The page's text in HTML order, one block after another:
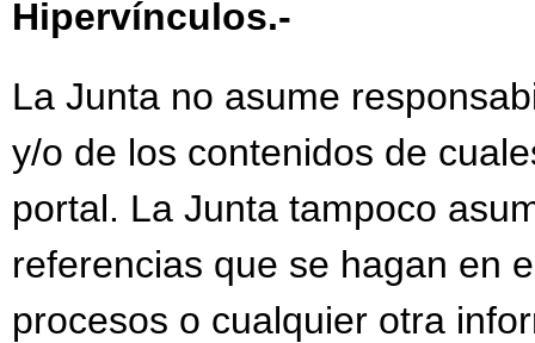
Hipervínculos.-
La Junta no asume
y/o de los contenidos de
portal. La Junta tampoco
referencias que se hagan en
procesos o cualquier otra